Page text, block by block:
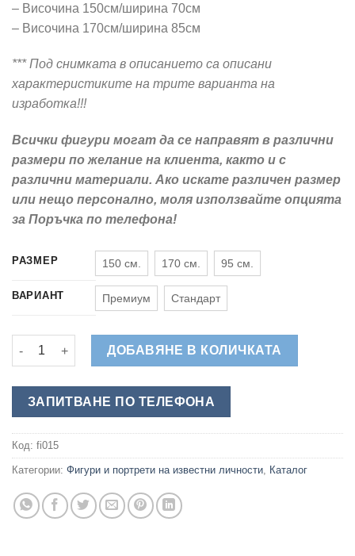
– Височина 150см/ширина 70см
– Височина 170см/ширина 85см
*** Под снимката в описанието са описани
характеристиките на трите варианта на
изработка!!!
Всички фигури могат да се направят в различни
размери по желание на клиента, както и с
различни материали. Ако искате различен размер
или нещо персонално, моля използвайте опцията
за Поръчка по телефона!
РАЗМЕР 150 см. 170 см. 95 см.
ВАРИАНТ Премиум Стандарт
количество за Георги Раковски - Обемна Фигура за
ДОБАВЯНЕ В КОЛИЧКАТА
ЗАПИТВАНЕ ПО ТЕЛЕФОНА
Код: fi015
Категории: Фигури и портрети на известни личности Каталог